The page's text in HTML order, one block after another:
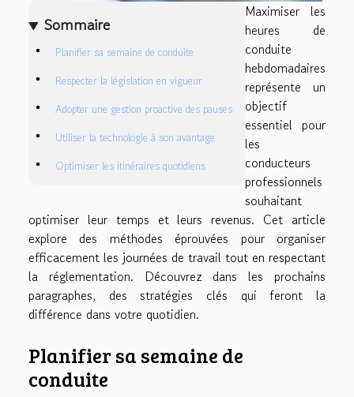
Sommaire
Planifier sa semaine de conduite
Respecter la législation en vigueur
Adopter une gestion proactive des pauses
Utiliser la technologie à son avantage
Optimiser les itinéraires quotidiens
Maximiser les
heures de
conduite
hebdomadaires
représente un
objectif
essentiel pour
les
conducteurs
professionnels
souhaitant
optimiser leur temps et leurs revenus. Cet article
explore des méthodes éprouvées pour organiser
efficacement les journées de travail tout en respectant
la réglementation. Découvrez dans les prochains
paragraphes, des stratégies clés qui feront la
différence dans votre quotidien.
Planifier sa semaine de
conduite